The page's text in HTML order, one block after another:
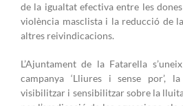
de la igualtat efectiva entre les
violència masclista i la reducció de
altres reivindicacions.
L’Ajuntament de la Fatarella
campanya ‘Lliures i sense por’,
visibilitzar i sensibilitzar sobre la